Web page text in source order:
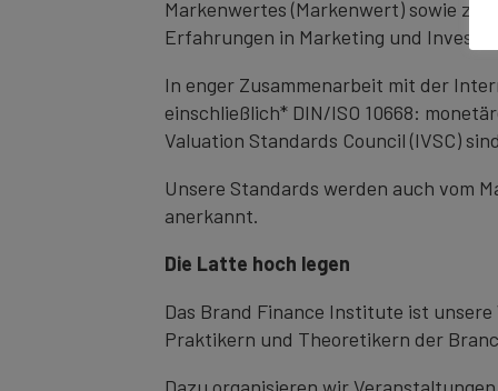
Markenwertes (Markenwert) sowie
Erfahrungen in Marketing und
In enger Zusammenarbeit mit der
einschließlich* DIN/ISO 10668:
Valuation Standards Council (IVSC)
Unsere Standards werden auch vom
anerkannt.
Die Latte hoch legen
Das Brand Finance Institute ist
Praktikern und Theoretikern der
Dazu organisieren wir